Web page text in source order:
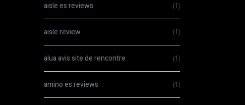
aisle es reviews (1)
aisle review (1)
alua avis site de rencontre (1)
amino es reviews (1)